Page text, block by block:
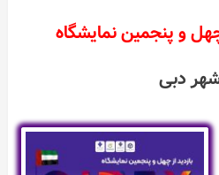
و پنجمين نمایشگاه
دبی